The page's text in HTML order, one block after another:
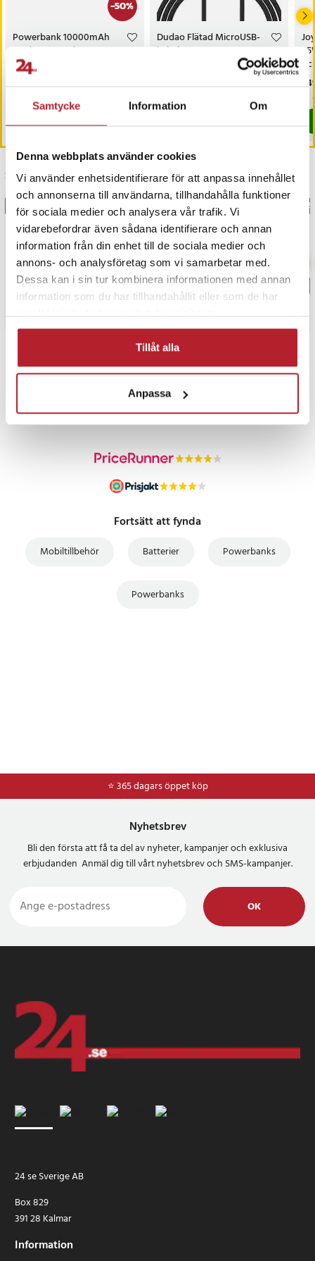
Samtycke Information Om
Denna webbplats använder cookies
Vi använder enhetsidentifierare för att anpassa innehållet
och annonserna till användarna, tillhandahålla funktioner
för sociala medier och analysera vår trafik. Vi
vidarebefordrar även sådana identifierare och annan
information från din enhet till de sociala medier och
annons- och analysföretag som vi samarbetar med.
Dessa kan i sin tur kombinera informationen med annan
information som du har tillhandahållit eller som de har
Tillåt alla
Anpassa
-50%
Powerbank 10000mAh
med 2xUSB och 1xUSB-C
Köp
Dudao Flätad MicroUSB-
kabel 5A 1,2m - Svart
Just nu har vi bara 2 kvar av denna
Senast besökta
BÄSTSÄLJARE BÄSTSÄLJARE
UTFÖRSÄLJNING
Fortsätt att fynda
Mobiltillbehör Batterier Powerbanks
Powerbanks
⭐ 365 dagars öppet köp
⭐Frakt 49kr *
Nyhetsbrev
Bli den första att få ta del av nyheter, kampanjer och exklusiva
erbjudanden Anmäl dig till vårt nyhetsbrev och SMS-kampanjer.
OK
24 se Sverige AB
Box 829
391 28 Kalmar
Information